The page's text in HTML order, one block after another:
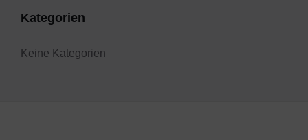
Kategorien
Keine Kategorien